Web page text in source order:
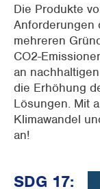
Die Produkte
Anforderungen
mehreren
CO2-
an
die Erhöhung
Lösungen. Mit
Klimawandel
an!
SDG 17: